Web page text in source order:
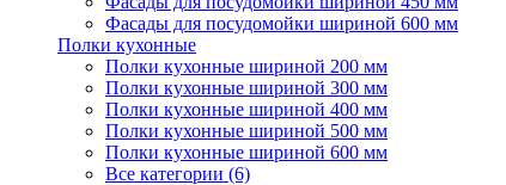
Фасады для посудомойки шириной 600 мм
Полки кухонные
Полки кухонные шириной 200 мм
Полки кухонные шириной 300 мм
Полки кухонные шириной 400 мм
Полки кухонные шириной 500 мм
Полки кухонные шириной 600 мм
Все категории (6)